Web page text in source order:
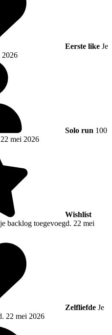
Eerste like Je
2026
Solo run 100
22 mei 2026
Wishlist
backlog toegevoegd. 22 mei
Zelfliefde Je
22 mei 2026